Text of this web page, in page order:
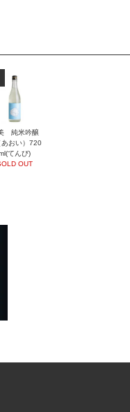
純米吟醸
あおい）720
てんび)
OUT